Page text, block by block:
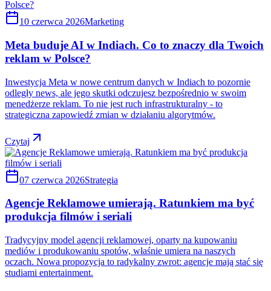
10 czerwca 2026Marketing
Meta buduje AI w Indiach. Co to znaczy dla Twoich
reklam w Polsce?
Inwestycja Meta w nowe centrum danych w Indiach to pozornie
odległy news, ale jego skutki odczujesz bezpośrednio w swoim
menedżerze reklam. To nie jest ruch infrastrukturalny - to
strategiczna zapowiedź zmian w działaniu algorytmów.
Czytaj
07 czerwca 2026Strategia
Agencje Reklamowe umierają. Ratunkiem ma być
produkcja filmów i seriali
Tradycyjny model agencji reklamowej, oparty na kupowaniu
mediów i produkowaniu spotów, właśnie umiera na naszych
oczach. Nowa propozycja to radykalny zwrot: agencje mają stać się
studiami entertainment.